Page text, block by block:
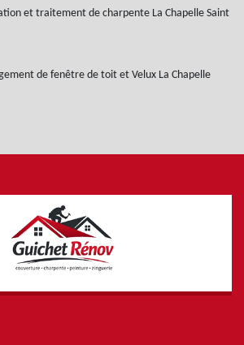
et traitement de charpente La Chapelle Saint
de fenêtre de toit et Velux La Chapelle